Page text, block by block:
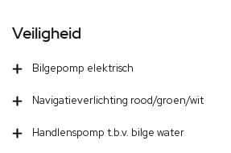
Veiligheid
Bilgepomp elektrisch
Navigatieverlichting rood/groen/wit
Handlenspomp t.b.v. bilge water